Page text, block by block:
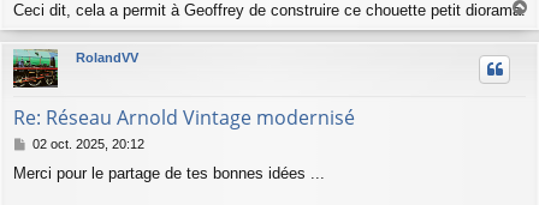
Ceci dit, cela a permit à Geoffrey de construire ce chouette petit diorama.
a
u
RolandVV
Re: Réseau Arnold Vintage modernisé
M
s
02 oct. 2025, 20:12
Merci pour le partage de tes bonnes idées ...